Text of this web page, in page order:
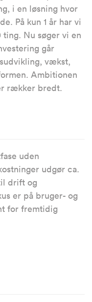
i en løsning hvor
På kun 1 år har vi
ting. Nu søger vi en
går
vækst,
Ambitionen
rækker bredt.
uden
udgør ca.
drift og
er på bruger- og
for fremtidig